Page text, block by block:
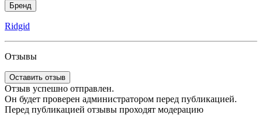
Бренд
Ridgid
Отзывы
Оставить отзыв
Отзыв успешно отправлен.
Он будет проверен администратором перед публикацией.
Перед публикацией отзывы проходят модерацию